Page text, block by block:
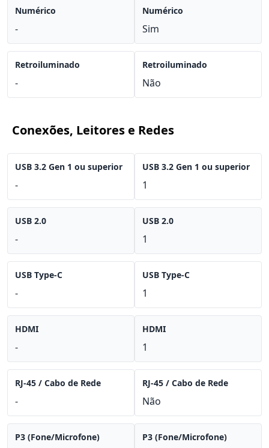
Numérico
-
Retroiluminado
-
Numérico
Sim
Retroiluminado
Não
Conexões, Leitores e Redes
USB 3.2 Gen 1 ou superior
-
USB 2.0
-
USB Type-C
-
HDMI
-
RJ-45 / Cabo de Rede
-
P3 (Fone/Microfone)
USB 3.2 Gen 1 ou superior
1
USB 2.0
1
USB Type-C
1
HDMI
1
RJ-45 / Cabo de Rede
Não
P3 (Fone/Microfone)